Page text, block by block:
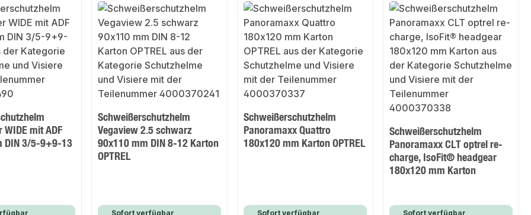
mit ADF
DIN 3/5-9+9-13
Schweißerschutzhelm
Vegaview 2.5 schwarz
90x110 mm DIN 8-12 Karton
OPTREL
Sofort verfügbar,
Schweißerschutzhelm
Panoramaxx Quattro
180x120 mm Karton OPTREL
Sofort verfügbar,
Schweißerschutzhelm
Panoramaxx CLT optrel re-
charge, IsoFit® headgear
180x120 mm Karton
Sofort verfügbar,